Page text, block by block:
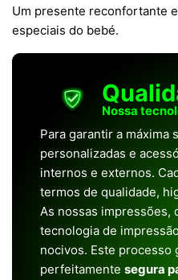
Um presente reconfortante
especiais do bebé.
Nossa
Para garantir a máxima
personalizadas e
internos e externos.
termos de qualidade,
As nossas impressões,
tecnologia de
nocivos. Este processo
perfeitamente segura